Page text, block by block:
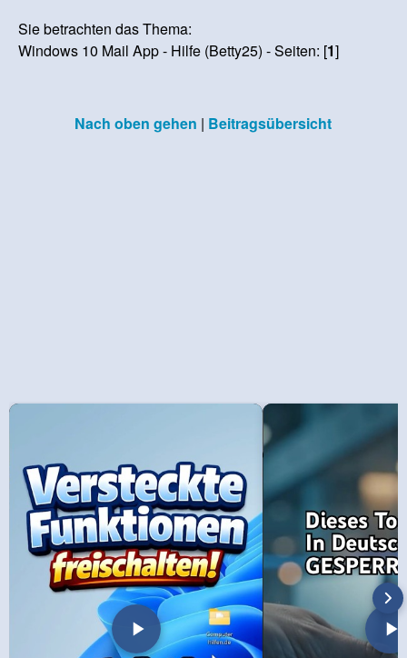
Sie betrachten das Thema:
Windows 10 Mail App - Hilfe (Betty25) - Seiten: [1]
Nach oben gehen | Beitragsübersicht